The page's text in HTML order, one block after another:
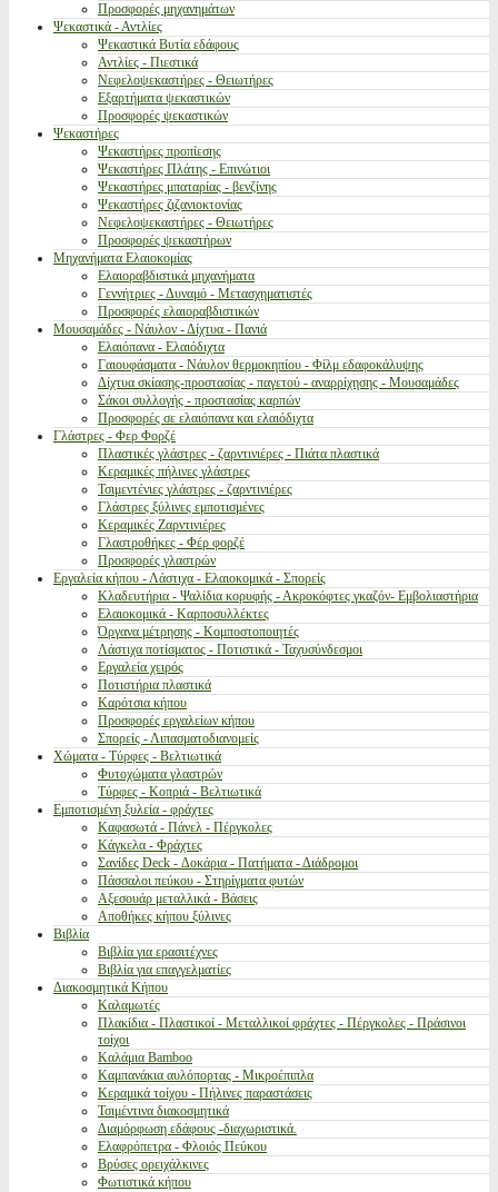
Προσφορές μηχανημάτων
Ψεκαστικά - Αντλίες
Ψεκαστικά Βυτία εδάφους
Αντλίες - Πιεστικά
Νεφελοψεκαστήρες - Θειωτήρες
Εξαρτήματα ψεκαστικών
Προσφορές ψεκαστικών
Ψεκαστήρες
Ψεκαστήρες προπίεσης
Ψεκαστήρες Πλάτης - Επινώτιοι
Ψεκαστήρες μπαταρίας - βενζίνης
Ψεκαστήρες ζιζανιοκτονίας
Νεφελοψεκαστήρες - Θειωτήρες
Προσφορές ψεκαστήρων
Μηχανήματα Ελαιοκομίας
Ελαιοραβδιστικά μηχανήματα
Γεννήτριες - Δυναμό - Μετασχηματιστές
Προσφορές ελαιοραβδιστικών
Μουσαμάδες - Νάυλον - Δίχτυα - Πανιά
Ελαιόπανα - Ελαιόδιχτα
Γαιουφάσματα - Νάυλον θερμοκηπίου - Φίλμ εδαφοκάλυψης
Δίχτυα σκίασης-προστασίας - παγετού - αναρρίχησης - Μουσαμάδες
Σάκοι συλλογής - προστασίας καρπών
Προσφορές σε ελαιόπανα και ελαιόδιχτα
Γλάστρες - Φερ Φορζέ
Πλαστικές γλάστρες - ζαρντινιέρες - Πιάτα πλαστικά
Κεραμικές πήλινες γλάστρες
Τσιμεντένιες γλάστρες - ζαρντινιέρες
Γλάστρες ξύλινες εμποτισμένες
Κεραμικές Ζαρντινιέρες
Γλαστροθήκες - Φέρ φορζέ
Προσφορές γλαστρών
Εργαλεία κήπου - Λάστιχα - Ελαιοκομικά - Σπορείς
Κλαδευτήρια - Ψαλίδια κορυφής - Ακροκόφτες γκαζόν- Εμβολιαστήρια
Ελαιοκομικά - Καρποσυλλέκτες
Όργανα μέτρησης - Κομποστοποιητές
Λάστιχα ποτίσματος - Ποτιστικά - Ταχυσύνδεσμοι
Εργαλεία χειρός
Ποτιστήρια πλαστικά
Καρότσια κήπου
Προσφορές εργαλείων κήπου
Σπορείς - Λιπασματοδιανομείς
Χώματα - Τύρφες - Βελτιωτικά
Φυτοχώματα γλαστρών
Τύρφες - Κοπριά - Βελτιωτικά
Εμποτισμένη ξυλεία - φράχτες
Καφασωτά - Πάνελ - Πέργκολες
Κάγκελα - Φράχτες
Σανίδες Deck - Δοκάρια - Πατήματα - Διάδρομοι
Πάσσαλοι πεύκου - Στηρίγματα φυτών
Αξεσουάρ μεταλλικά - Βάσεις
Αποθήκες κήπου ξύλινες
Βιβλία
Βιβλία για ερασιτέχνες
Βιβλία για επαγγελματίες
Διακοσμητικά Κήπου
Καλαμωτές
Πλακίδια - Πλαστικοί - Μεταλλικοί φράχτες - Πέργκολες - Πράσινοι
τοίχοι
Καλάμια Bamboo
Καμπανάκια αυλόπορτας - Μικροέπιπλα
Κεραμικά τοίχου - Πήλινες παραστάσεις
Τσιμέντινα διακοσμητικά
Διαμόρφωση εδάφους -διαχωριστικά.
Ελαφρόπετρα - Φλοιός Πεύκου
Βρύσες ορειχάλκινες
Φωτιστικά κήπου